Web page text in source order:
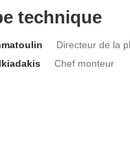
technique
Directeur de la
Chef monteur